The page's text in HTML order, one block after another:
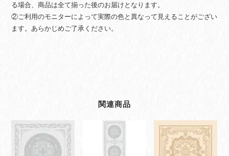
る場合、商品は全て揃った後のお届けとなります。
②ご利用のモニターによって実際の色と異なって見えることがござい
ます。あらかじめご了承ください。
関連商品